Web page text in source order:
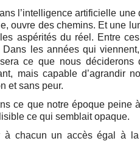
artificielle une
ouvre des chemins. Et une
aspérités du réel. Entre
Dans les années qui
ce que nous déciderons
mais capable d’agrandir
et sans peur.
ce que notre époque
ce qui semblait opaque.
à chacun un accès égal à